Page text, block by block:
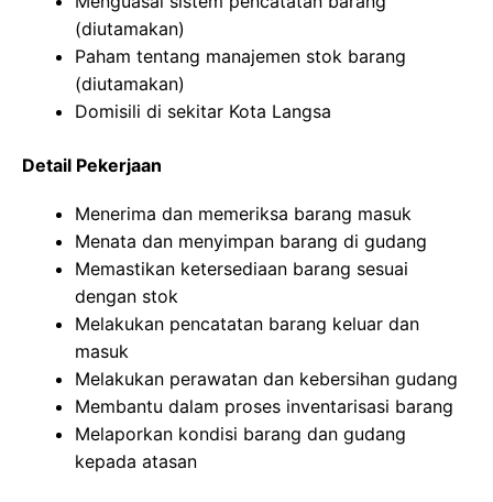
(diutamakan)
Paham tentang manajemen stok barang
(diutamakan)
Domisili di sekitar Kota Langsa
Detail Pekerjaan
Menerima dan memeriksa barang masuk
Menata dan menyimpan barang di gudang
Memastikan ketersediaan barang sesuai
dengan stok
Melakukan pencatatan barang keluar dan
masuk
Melakukan perawatan dan kebersihan gudang
Membantu dalam proses inventarisasi barang
Melaporkan kondisi barang dan gudang
kepada atasan